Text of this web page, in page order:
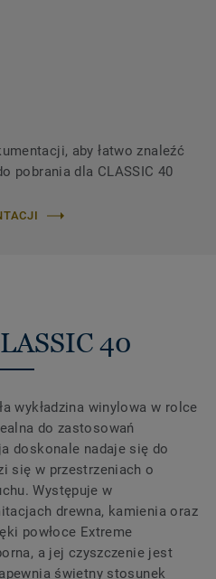
aby łatwo znaleźć
​​pobrania dla CLASSIC 40
40
wykładzina winylowa w rolce
do zastosowań
doskonale nadaje się do
się w przestrzeniach o
Występuje w
drewna, kamienia oraz
powłoce Extreme
a jej czyszczenie jest
świetny stosunek